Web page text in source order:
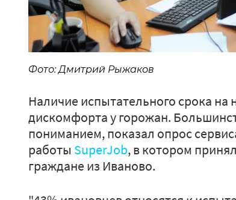
Фото: Дмитрий Рыжаков
Наличие испытательного срока на
дискомфорта у горожан.
пониманием, показал опрос
работы SuperJob, в котором
граждане из Иваново.